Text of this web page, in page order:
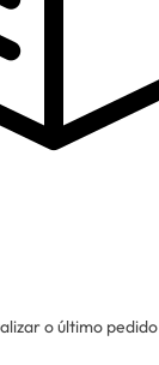
o último pedido